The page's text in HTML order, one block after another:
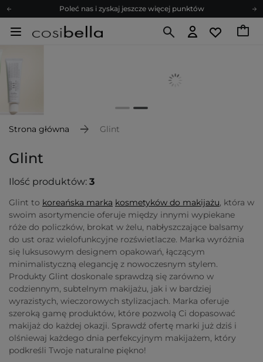
Poleć nas i zyskaj jeszcze więcej punktów
Zapisz się na newsletter pełen porad
Poleć nas i zyskaj jeszcze więcej punktów
Strona główna Glint
Glint
Ilość produktów: 3
Glint to koreańska marka kosmetyków do makijażu, która w
swoim asortymencie oferuje między innymi wypiekane
róże do policzków, brokat w żelu, nabłyszczające balsamy
do ust oraz wielofunkcyjne rozświetlacze. Marka wyróżnia
się luksusowym designem opakowań, łączącym
minimalistyczną elegancję z nowoczesnym stylem.
Produkty Glint doskonale sprawdzą się zarówno w
codziennym, subtelnym makijażu, jak i w bardziej
wyrazistych, wieczorowych stylizacjach. Marka oferuje
szeroką gamę produktów, które pozwolą Ci dopasować
makijaż do każdej okazji. Sprawdź ofertę marki już dziś i
olśniewaj każdego dnia perfekcyjnym makijażem, który
podkreśli Twoje naturalne piękno!